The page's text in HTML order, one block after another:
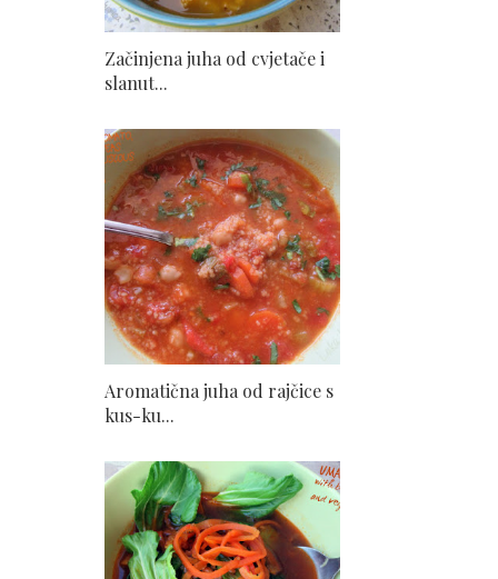
Začinjena juha od cvjetače i
slanut...
Aromatična juha od rajčice s
kus-ku...